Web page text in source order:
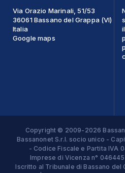
Via Orazio Marinali, 51/53
36061 Bassano del Grappa (VI)
Italia
Google maps
Copyright © 2009-2026
Bassanonet S.r.l. socio unico -
- Codice Fiscale e Partita IVA
Imprese di Vicenza n°
Iscritto al Tribunale di Bassano del